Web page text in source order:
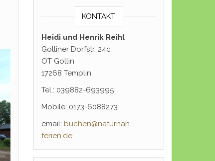
KONTAKT
Heidi und Henrik Reihl
Golliner Dorfstr. 24c
OT Gollin
17268 Templin
Tel.: 039882-693995
Mobile: 0173-6088273
email: buchen@naturnah-
ferien.de